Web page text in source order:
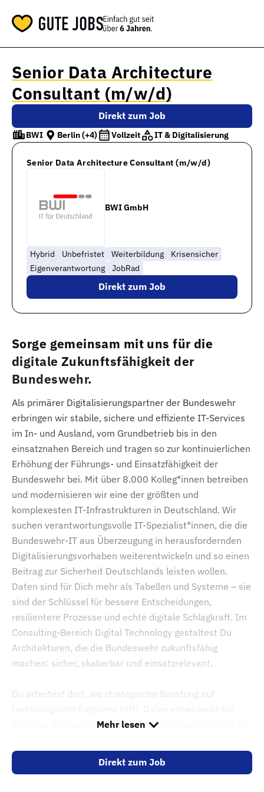
Sorge gemeinsam mit uns für die
digitale Zukunftsfähigkeit der
Bundeswehr.
Als primärer Digitalisierungspartner der Bundeswehr
erbringen wir stabile, sichere und effiziente IT-Services
im In- und Ausland, vom Grundbetrieb bis in den
einsatznahen Bereich und tragen so zur kontinuierlichen
Erhöhung der Führungs- und Einsatzfähigkeit der
Bundeswehr bei. Mit über 8.000 Kolleg*innen betreiben
und modernisieren wir eine der größten und
komplexesten IT-Infrastrukturen in Deutschland. Wir
suchen verantwortungsvolle IT-Spezialist*innen, die die
Bundeswehr-IT aus Überzeugung in herausfordernden
Digitalisierungsvorhaben weiterentwickeln und so einen
Beitrag zur Sicherheit Deutschlands leisten wollen.
Daten sind für Dich mehr als Tabellen und Systeme – sie
sind der Schlüssel für bessere Entscheidungen,
resilientere Prozesse und echte digitale Schlagkraft. Im
Consulting-Bereich Digital Technology gestaltest Du
Architekturen, die die Bundeswehr zukunftsfähig
machen: sicher, skalierbar und einsatzrelevant.
Du arbeitest dort, wo strategische Beratung auf
nicht nur Konzepte auf dem Papier, sondern schaffst die
Umgebungen und KI-nahe Lösungen in einem
hochrelevanten Umfeld.
Mehr lesen
Direkt zum Job
Senior Data Architecture
Consultant (m/w/d)
Direkt zum Job
BWI Berlin(+4) Vollzeit IT & Digitalisierung
Senior Data Architecture Consultant (m/w/d)
BWI GmbH
Hybrid Unbefristet Weiterbildung
Krisensicher
Eigenverantwortung
JobRad
Direkt zum Job